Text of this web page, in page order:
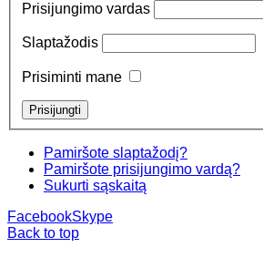
Prisijungimo vardas
Slaptažodis
Prisiminti mane
Pamiršote slaptažodį?
Pamiršote prisijungimo vardą?
Sukurti sąskaitą
FacebookSkype
Back to top